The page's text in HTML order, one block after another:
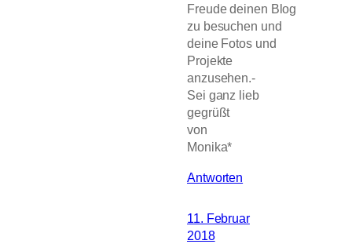
Freude deinen Blog
zu besuchen und
deine Fotos und
Projekte
anzusehen.-
Sei ganz lieb
gegrüßt
von
Monika*
Antworten
11. Februar
2018